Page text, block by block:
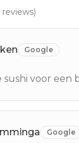
reviews)
Google
sushi voor een
Google